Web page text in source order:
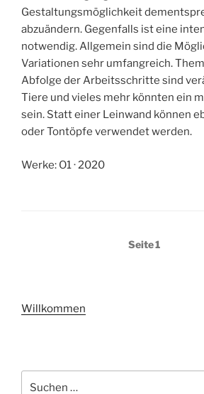
Gestaltungsmöglichkeit
abzuändern. Gegenfalls ist eine
notwendig. Allgemein sind die
Variationen sehr umfangreich.
Abfolge der Arbeitsschritte sind
Tiere und vieles mehr könnten ein
sein. Statt einer Leinwand können
oder Tontöpfe verwendet werden.
Werke: O1 · 2020
Seitennummerierung
Seite1
Willkommen